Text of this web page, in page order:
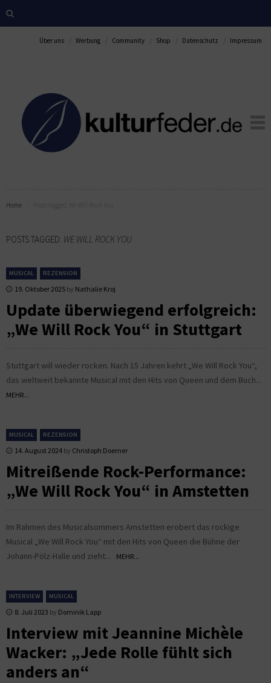
Über uns Werbung Community Shop Datenschutz Impressum
Home
POSTS TAGGED: WE WILL ROCK YOU
MUSICAL REZENSION
19. Oktober 2025 by Nathalie Kroj
Update überwiegend erfolgreich:
„We Will Rock You“ in Stuttgart
Stuttgart will wieder rocken. Nach 15 Jahren kehrt „We Will Rock You“,
das weltweit bekannte Musical mit den Hits von Queen und dem Buch...
MEHR...
MUSICAL REZENSION
14. August 2024 by Christoph Doerner
Mitreißende Rock-Performance:
„We Will Rock You“ in Amstetten
Im Rahmen des Musicalsommers Amstetten erobert das rockige
Musical „We Will Rock You“ mit den Hits von Queen die Bühne der
Johann-Pölz-Halle und zieht...
MEHR...
INTERVIEW MUSICAL
8. Juli 2023 by Dominik Lapp
Interview mit Jeannine Michèle
Wacker: „Jede Rolle fühlt sich
anders an“